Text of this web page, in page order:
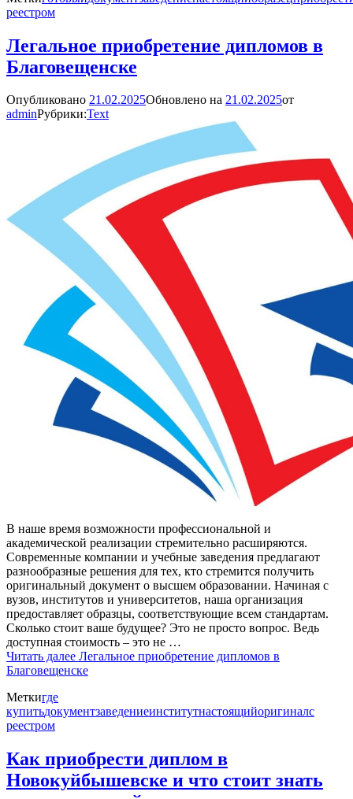
реестром
Легальное приобретение дипломов в
Благовещенске
Опубликовано 21.02.2025Обновлено на 21.02.2025от
adminРубрики:Text
В наше время возможности профессиональной и
академической реализации стремительно расширяются.
Современные компании и учебные заведения предлагают
разнообразные решения для тех, кто стремится получить
оригинальный документ о высшем образовании. Начиная с
вузов, институтов и университетов, наша организация
предоставляет образцы, соответствующие всем стандартам.
Сколько стоит ваше будущее? Это не просто вопрос. Ведь
доступная стоимость – это не …
Читать далее Легальное приобретение дипломов в
Благовещенске
Меткигде
купитьдокументзаведениеинститутнастоящийоригиналс
реестром
Как приобрести диплом в
Новокуйбышевске и что стоит знать